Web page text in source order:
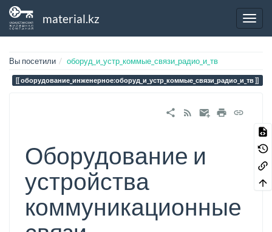
material.kz
Вы посетили оборуд_и_устр_коммые_связи_радио_и_тв
оборудование_инженерное:оборуд_и_устр_коммые_связи_радио_и_тв
Оборудование и
устройства
коммуникационные